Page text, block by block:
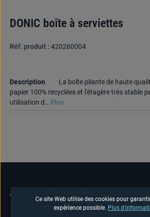
DONIC boîte à serviettes
Réf. produit : 420260004
Description
La boîte pliante de haute
papier 100% recyclées et l'étagère très stable
utilisation d… Plus
ASSISTANCE TÉLÉPHONIQUE
Ce site Web utilise des cookies pour
expérience possible. Plus